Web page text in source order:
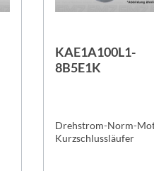
KAE1A100L1-
8B5E1K
Drehstrom-Norm-
Kurzschlussläufer